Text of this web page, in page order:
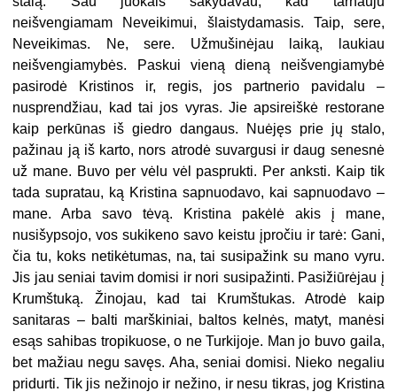
neišvengiamam Neveikimui, šlaistydamasis. Taip, sere,
Neveikimas. Ne, sere. Užmušinėjau laiką, laukiau
neišvengiamybės. Paskui vieną dieną neišvengiamybė
pasirodė Kristinos ir, regis, jos partnerio pavidalu –
nusprendžiau, kad tai jos vyras. Jie apsireiškė restorane
kaip perkūnas iš giedro dangaus. Nuėjęs prie jų stalo,
pažinau ją iš karto, nors atrodė suvargusi ir daug senesnė
už mane. Buvo per vėlu vėl pasprukti. Per anksti. Kaip tik
tada supratau, ką Kristina sapnuodavo, kai sapnuodavo –
mane. Arba savo tėvą. Kristina pakėlė akis į mane,
nusišypsojo, vos sukikeno savo keistu įpročiu ir tarė: Gani,
čia tu, koks netikėtumas, na, tai susipažink su mano vyru.
Jis jau seniai tavim domisi ir nori susipažinti. Pasižiūrėjau į
Krumštuką. Žinojau, kad tai Krumštukas. Atrodė kaip
sanitaras – balti marškiniai, baltos kelnės, matyt, manėsi
esąs sahibas tropikuose, o ne Turkijoje. Man jo buvo gaila,
bet mažiau negu savęs. Aha, seniai domisi. Nieko negaliu
pridurti. Tik jis nežinojo ir nežino, ir nesu tikras, jog Kristina